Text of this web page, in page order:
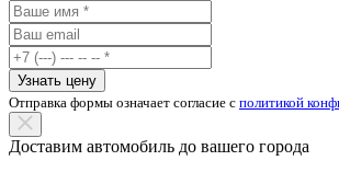
Узнать цену
Отправка формы означает согласие с политикой
Доставим автомобиль до вашего города